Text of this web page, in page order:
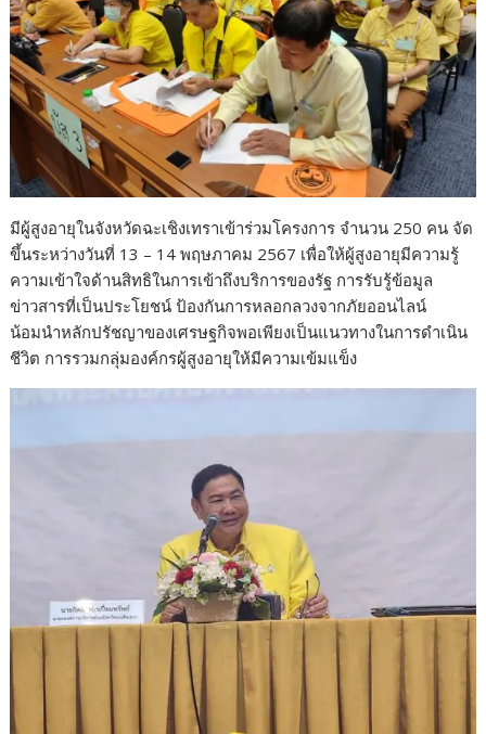
มีผู้สูงอายุในจังหวัดฉะเชิงเทราเข้าร่วมโครงการ จำนวน 250 คน จัด
ขึ้นระหว่างวันที่ 13 – 14 พฤษภาคม 2567 เพื่อให้ผู้สูงอายุมีความรู้
ความเข้าใจด้านสิทธิในการเข้าถึงบริการของรัฐ การรับรู้ข้อมูล
ข่าวสารที่เป็นประโยชน์ ป้องกันการหลอกลวงจากภัยออนไลน์
น้อมนำหลักปรัชญาของเศรษฐกิจพอเพียงเป็นแนวทางในการดำเนิน
ชีวิต การรวมกลุ่มองค์กรผู้สูงอายุให้มีความเข้มแข็ง